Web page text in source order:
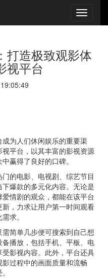
打造极致观影体
视平台
为人们休闲娱乐的重要渠
平台，以其丰富的影视资源
赢得了良好的口碑。
的电影、电视剧、综艺节目
爆款的多元化内容。无论是
情剧的观众，都能在该平台
，力求让用户第一时间观看
求。
简单几步便可搜索到自己想
播放，包括手机、平板、电
影视内容。此外，平台还具
过程中的画面质量和流畅